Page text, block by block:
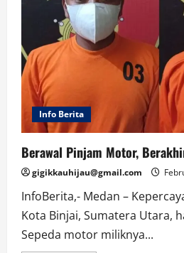
Info Berita
Berawal Pinjam Motor,
gigikkauhijau@gmail.com
InfoBerita,- Medan –
Kota Binjai, Sumatera Utara,
Sepeda motor miliknya...